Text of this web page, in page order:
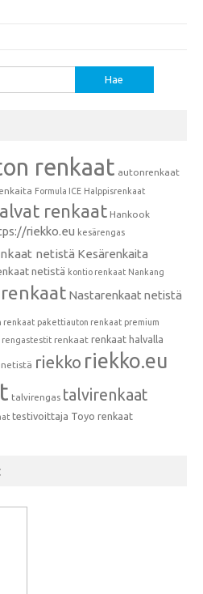
renkaat autonrenkaat
Formula ICE Halppisrenkaat
renkaat Hankook
riekko.eu kesärengas
netistä Kesärenkaita
netistä kontio renkaat Nankang
Nastarenkaat netistä
renkaat pakettiauton renkaat premium
rengastestit renkaat renkaat halvalla
riekko riekko.eu
talvirengas talvirenkaat
testivoittaja Toyo renkaat